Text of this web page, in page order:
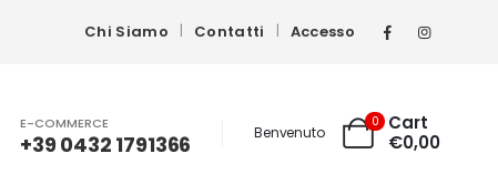
Chi Siamo Contatti Accesso
E-COMMERCE
+39 0432 1791366 Benvenuto
0
Cart
€0,00